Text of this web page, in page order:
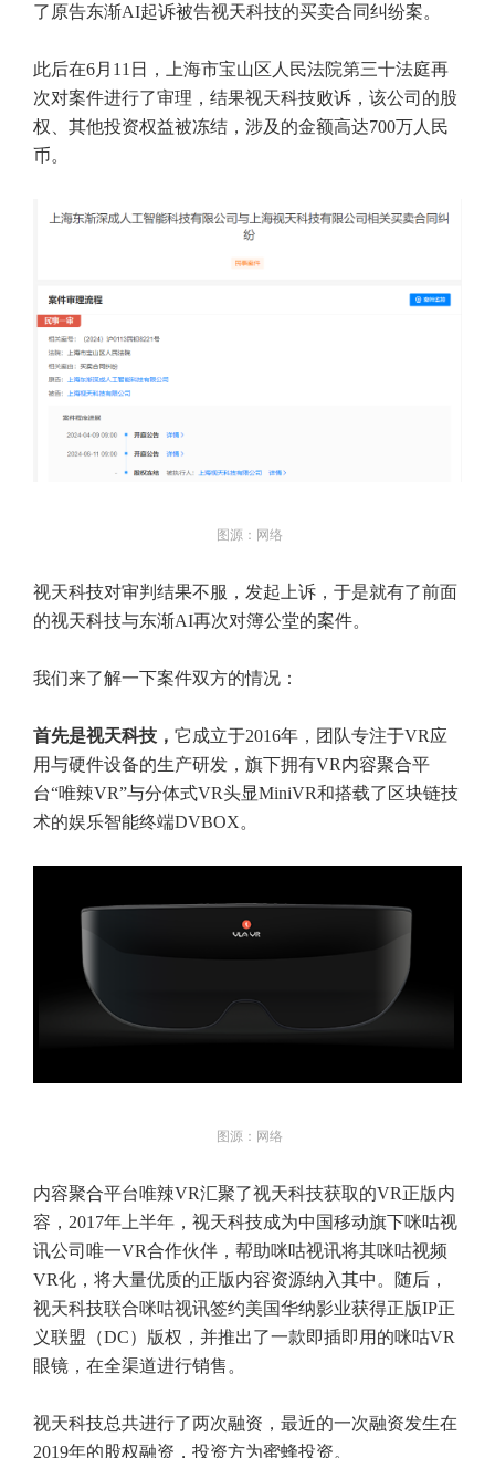
了原告东渐AI起诉被告视天科技的买卖合同纠纷案。
此后在6月11日，上海市宝山区人民法院第三十法庭再
次对案件进行了审理，结果视天科技败诉，该公司的股
权、其他投资权益被冻结，涉及的金额高达700万人民
币。
图源：网络
视天科技对审判结果不服，发起上诉，于是就有了前面
的视天科技与东渐AI再次对簿公堂的案件。
我们来了解一下案件双方的情况：
首先是视天科技， 它成立于2016年，团队专注于VR应
用与硬件设备的生产研发，旗下拥有VR内容聚合平
台“唯辣VR”与分体式VR头显MiniVR和搭载了区块链技
术的娱乐智能终端DVBOX。
图源：网络
内容聚合平台唯辣VR汇聚了视天科技获取的VR正版内
容，2017年上半年，视天科技成为中国移动旗下咪咕视
讯公司唯一VR合作伙伴，帮助咪咕视讯将其咪咕视频
VR化，将大量优质的正版内容资源纳入其中。随后，
视天科技联合咪咕视讯签约美国华纳影业获得正版IP正
义联盟（DC）版权，并推出了一款即插即用的咪咕VR
眼镜，在全渠道进行销售。
视天科技总共进行了两次融资，最近的一次融资发生在
2019年的股权融资，投资方为蜜蜂投资。